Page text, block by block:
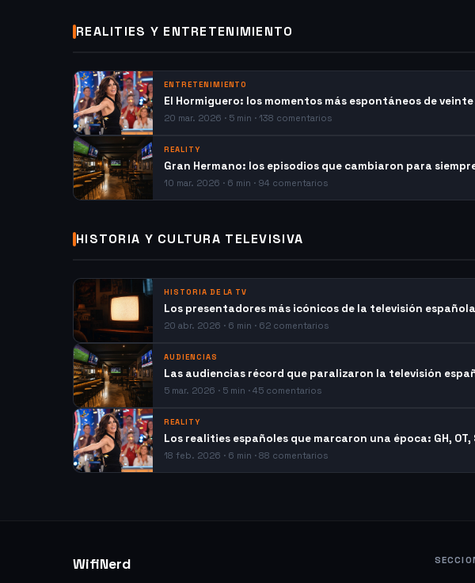
REALITIES Y ENTRETENIMIENTO
ENTRETENIMIENTO
El Hormiguero: los momentos más espontáneos de
20 mar. 2026 · 5 min · 138 comentarios
REALITY
Gran Hermano: los episodios que cambiaron para
10 mar. 2026 · 6 min · 94 comentarios
HISTORIA Y CULTURA TELEVISIVA
HISTORIA DE LA TV
Los presentadores más icónicos de la televisión española
20 abr. 2026 · 6 min · 62 comentarios
AUDIENCIAS
Las audiencias récord que paralizaron la televisión
5 mar. 2026 · 5 min · 45 comentarios
REALITY
Los realities españoles que marcaron una época: GH,
18 feb. 2026 · 6 min · 88 comentarios
WifiNerd